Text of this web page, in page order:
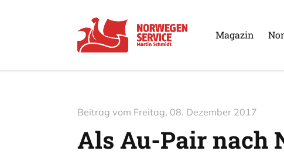
Magazin
Beitrag vom Freitag, 08. Dezember 2017
Als Au-Pair nach